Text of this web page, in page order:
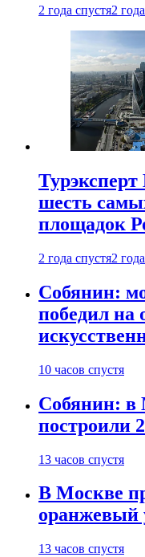
2 года спустя2
Турэксперт
шесть
площадок
2 года спустя2
Собянин:
победил на
10 часов спустя
Собянин: в
построили
13 часов спустя
В Москве
оранжевый
13 часов спустя